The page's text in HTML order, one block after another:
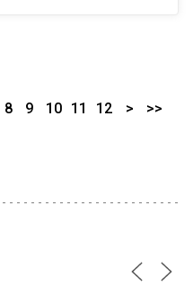
8 9 10 11 12 > >>